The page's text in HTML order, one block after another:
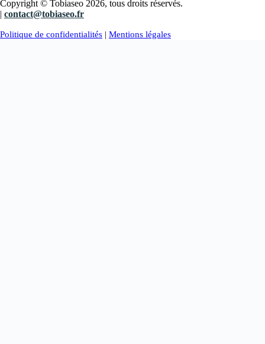
Copyright © Tobiaseo 2026, tous droits réservés.
| contact@tobiaseo.fr
Politique de confidentialités | Mentions légales